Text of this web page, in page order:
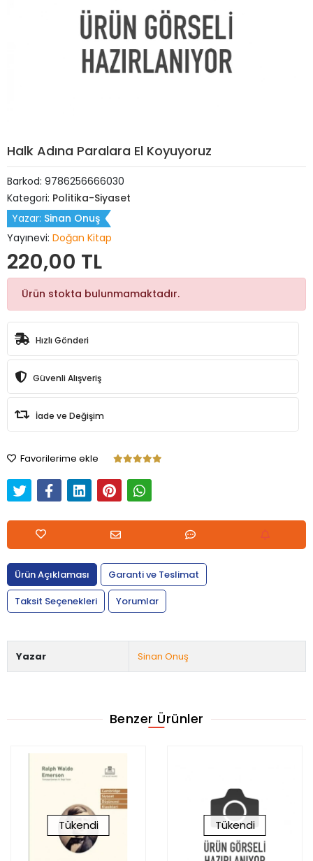
Halk Adına Paralara El Koyuyoruz
Barkod: 9786256666030
Kategori: Politika-Siyaset
Yazar: Sinan Onuş
Yayınevi: Doğan Kitap
220,00 TL
Ürün stokta bulunmamaktadır.
Hızlı Gönderi
Güvenli Alışveriş
İade ve Değişim
Favorilerime ekle
Ürün Açıklaması
Garanti ve Teslimat
Taksit Seçenekleri
Yorumlar
Yazar Sinan Onuş
Benzer Ürünler
Tükendi Tükendi